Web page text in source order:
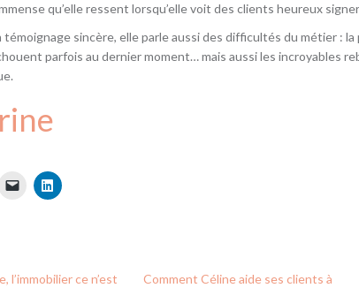
qu’elle ressent lorsqu’elle voit des clients heureux
sincère, elle parle aussi des difficultés du métier :
parfois au dernier moment… mais aussi les incroyables
l’immobilier ce n’est
Comment Céline aide ses clients à